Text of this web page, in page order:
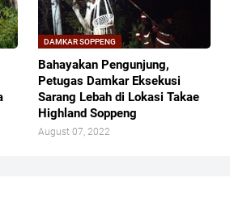
DAMKAR SOPPENG
Bahayakan Pengunjung,
Petugas Damkar Eksekusi
Sarang Lebah di Lokasi Takae
Highland Soppeng
August 07, 2022